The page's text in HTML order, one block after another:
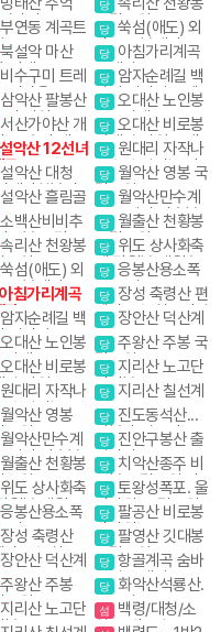
가리골
리계곡.물굽
지마을
산 강원20대
. 문수사 배롱
곡
때기청봉진
.흘림골 강원
명산
설악산 흘림골
로봉 국망봉
공원
도 봉래산
킹
영시암 오세
설악
계곡
길 강원20대
속삭이는 자
무 숲
공원
암산 만수봉
공원
월봉.대월습
정골
나무숲 치유
공원
봉
야생화
당
국립공원
당 쑥섬(애도) 외
나로도 봉래산
당 아침가리계곡
트레킹
당 암자순례길 백
담사 영시암 오세
암 내설악
당 오대산 노인봉
소금강계곡
당 오대산 비로봉
선재길 강원20대
명산
당 원대리 자작나
무숲 속삭이는 자
작나무 숲
당 월악산 영봉 국
립공원
당 월악산만수계
곡 포암산 만수봉
당 월출산 천황봉
국립공원
당 위도 상사화축
제.망월봉.대월습
곡
당 응봉산용소폭
포 온정골
당 장성 축령산 편
백나무숲 치유의길
당 장안산 덕산계
곡
당 주왕산 주봉 국
립공원
당 지리산 노고단
반야봉
당 지리산 칠선계
곡
당 진도동석산...
암봉과 암릉의 골
산을 매력을 만끽
하다
당 진안구봉산 출
렁다리
당 치악산종주 비
로봉 국립공원 강
원20대명산
당 토왕성폭포. 울
산바위. 국립공원
스탬프
당 팔공산 비로봉
갓바위
당 팔영산 깃대봉
국립공원
당 항골계곡 숨바
우길 트레킹
당 화악산석룡산.
조무락골
섬 백령/대청/소
청- 3박4일